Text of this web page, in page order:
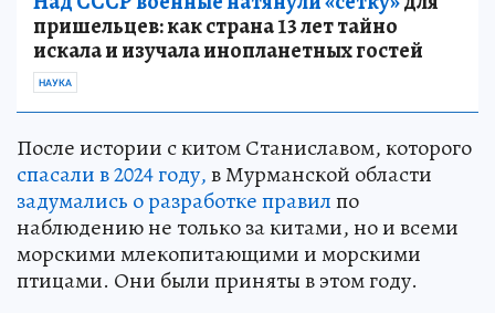
пришельцев: как страна 13 лет тайно
искала и изучала инопланетных гостей
НАУКА
После истории с китом Станиславом, которого
спасали в 2024 году,в Мурманской области
задумались о разработке правилпо
наблюдению не только за китами, но и всеми
морскими млекопитающими и морскими
птицами. Они были приняты в этом году.